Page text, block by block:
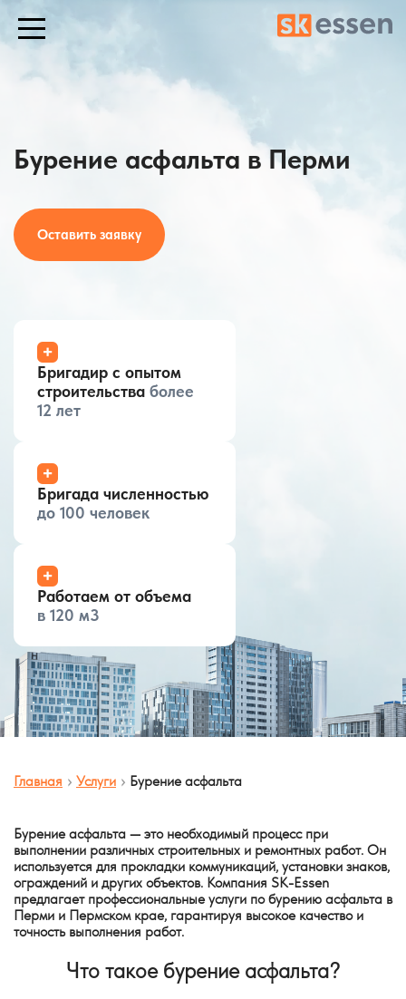
Бурение асфальта в Перми
Оставить заявку
+
Бригадир с опытом
строительства более
12 лет
+
Бригада численностью
до 100 человек
+
Работаем от объема
в 120 м3
Главная Услуги Бурение асфальта
Бурение асфальта — это необходимый процесс при
выполнении различных строительных и ремонтных работ. Он
используется для прокладки коммуникаций, установки знаков,
ограждений и других объектов. Компания SK-Essen
предлагает профессиональные услуги по бурению асфальта в
Перми и Пермском крае, гарантируя высокое качество и
точность выполнения работ.
Что такое бурение асфальта?